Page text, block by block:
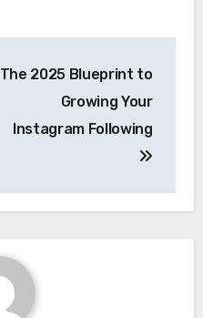
The 2025 Blueprint to
Growing Your
Instagram Following